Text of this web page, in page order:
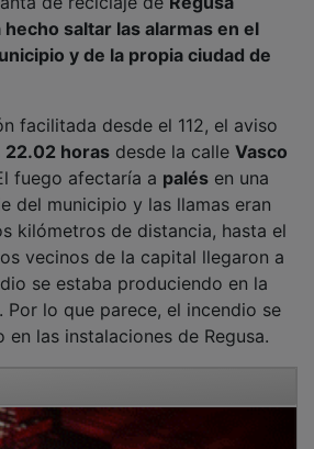
hecho saltar las alarmas en el
y de la propia ciudad de
22.02 horasdesde la calle Vasco
fuego afectaría apalésen una
del municipio y las llamas eran
kilómetros de distancia, hasta el
vecinos de la capital llegaron a
se estaba produciendo en la
. Por lo que parece, el incendio se
en las instalaciones de Regusa.